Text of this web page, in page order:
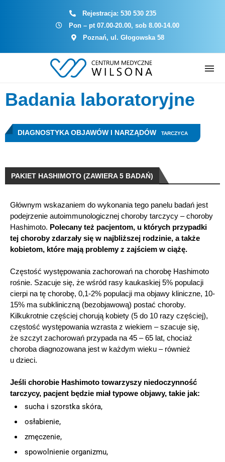
Rejestracja: 530 530 235
Pon – pt 07.00-20.00, sob 8.00-14.00
Poznań, ul. Głogowska 58
Badania laboratoryjne
DIAGNOSTYKA OBJAWÓW I NARZĄDÓW TARCZYCA
PAKIET HASHIMOTO (ZAWIERA 5 BADAŃ)
Głównym wskazaniem do wykonania tego panelu badań jest
podejrzenie autoimmunologicznej choroby tarczycy – choroby
Hashimoto. Polecany też pacjentom, u których przypadki
tej choroby zdarzały się w najbliższej rodzinie, a także
kobietom, które mają problemy z zajściem w ciążę.
Częstość występowania zachorowań na chorobę Hashimoto
rośnie. Szacuje się, że wśród rasy kaukaskiej 5% populacji
cierpi na tę chorobę, 0,1-2% populacji ma objawy kliniczne, 10-
15% ma subkliniczną (bezobjawową) postać choroby.
Kilkukrotnie częściej chorują kobiety (5 do 10 razy częściej),
częstość występowania wzrasta z wiekiem – szacuje się,
że szczyt zachorowań przypada na 45 – 65 lat, chociaż
choroba diagnozowana jest w każdym wieku – również
u dzieci.
Jeśli chorobie Hashimoto towarzyszy niedoczynność
tarczycy, pacjent będzie miał typowe objawy, takie jak:
sucha i szorstka skóra,
osłabienie,
zmęczenie,
spowolnienie organizmu,